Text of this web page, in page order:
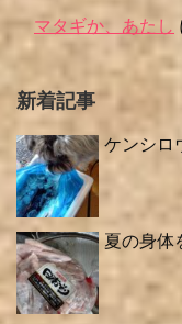
マタギか、あたし
新着記事
ケンシロ
夏の身体